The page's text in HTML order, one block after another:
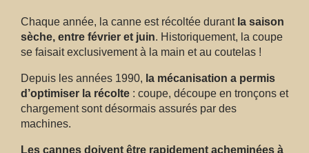
Chaque année, la canne est récoltée durant la saison
sèche, entre février et juin. Historiquement, la coupe
se faisait exclusivement à la main et au coutelas !
Depuis les années 1990, la mécanisation a permis
d’optimiser la récolte : coupe, découpe en tronçons et
chargement sont désormais assurés par des
machines.
Les cannes doivent être rapidement acheminées à